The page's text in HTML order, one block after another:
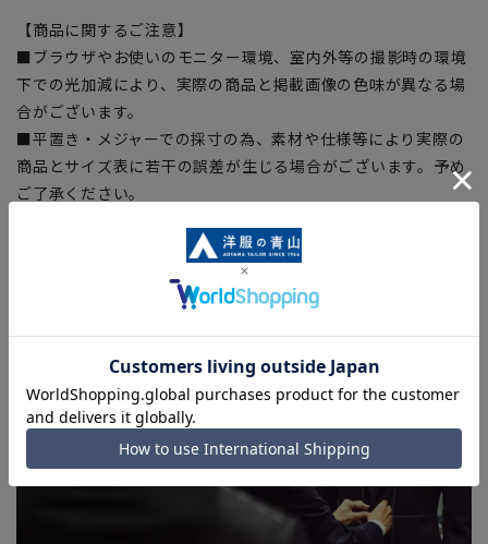
【商品に関するご注意】
■ブラウザやお使いのモニター環境、室内外等の撮影時の環境
下での光加減により、実際の商品と掲載画像の色味が異なる場
合がございます。
■平置き・メジャーでの採寸の為、素材や仕様等により実際の
商品とサイズ表に若干の誤差が生じる場合がございます。予め
ご了承ください。
上、ご注文いただいたタイミングにより欠品が発生し、ご注文
を完了できない場合がございます。予めご了承ください。（お
急ぎ発送のご注文につきましても、ご注文のタイミングによっ